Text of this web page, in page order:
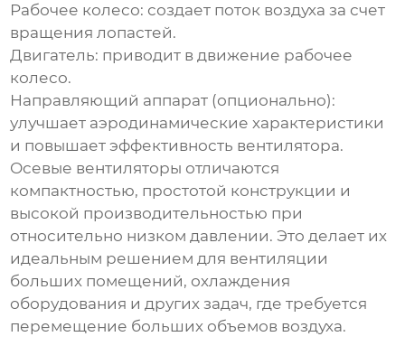
Рабочее колесо: создает поток воздуха за счет
вращения лопастей.
Двигатель: приводит в движение рабочее
колесо.
Направляющий аппарат (опционально):
улучшает аэродинамические характеристики
и повышает эффективность вентилятора.
Осевые вентиляторы отличаются
компактностью, простотой конструкции и
высокой производительностью при
относительно низком давлении. Это делает их
идеальным решением для вентиляции
больших помещений, охлаждения
оборудования и других задач, где требуется
перемещение больших объемов воздуха.